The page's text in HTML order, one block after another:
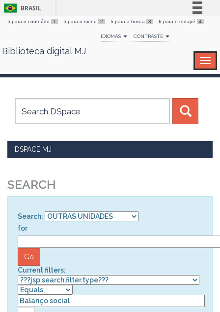
Skip
BRASIL
Simplifique!
Comunica BR
Canais
Ir para o conteúdo 1 Ir para o menu 2 Ir para a busca 3 Ir para o rodapé 4
IDIOMAS CONTRASTE
Biblioteca digital MJ
DSPACE MJ
SEARCH
Search:
for
Current filters: